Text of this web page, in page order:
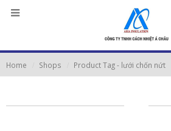
Home Shops Product Tag - lưới chốn nứt